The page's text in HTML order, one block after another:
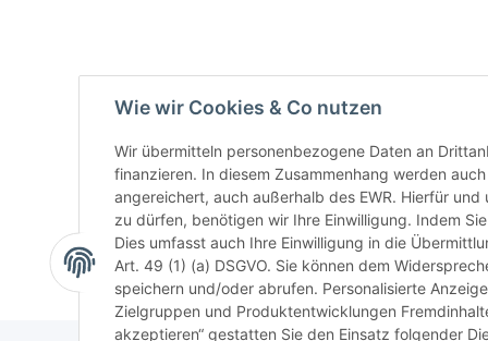
Wie wir Cookies & Co nutzen
Wir übermitteln personenbezogene Daten an
finanzieren. In diesem Zusammenhang werden
angereichert, auch außerhalb des EWR. Hierfür
zu dürfen, benötigen wir Ihre Einwilligung. Indem
Dies umfasst auch Ihre Einwilligung in die
Art. 49 (1) (a) DSGVO. Sie können dem
speichern und/oder abrufen. Personalisierte
Zielgruppen und Produktentwicklungen
akzeptieren“ gestatten Sie den Einsatz folgender